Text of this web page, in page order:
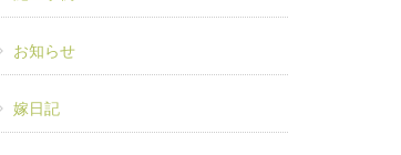
お知らせ
嫁日記